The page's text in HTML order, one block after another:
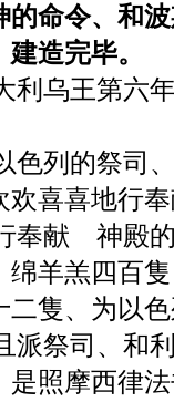
命令、和波
造完毕。
利乌王第六
色列的祭司
欢喜喜地行
奉献 神殿
绵羊羔四百
二隻、为以
派祭司、和
照摩西律法